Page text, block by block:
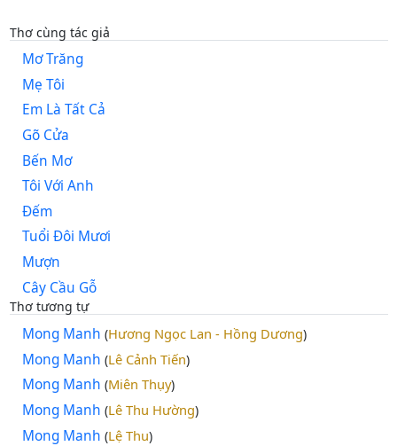
Thơ cùng tác giả
Mơ Trăng
Mẹ Tôi
Em Là Tất Cả
Gõ Cửa
Bến Mơ
Tôi Với Anh
Đếm
Tuổi Đôi Mươi
Mượn
Cây Cầu Gỗ
Thơ tương tự
Mong Manh (Hương Ngọc Lan - Hồng Dương)
Mong Manh (Lê Cảnh Tiến)
Mong Manh (Miên Thụy)
Mong Manh (Lê Thu Hường)
Mong Manh (Lệ Thu)